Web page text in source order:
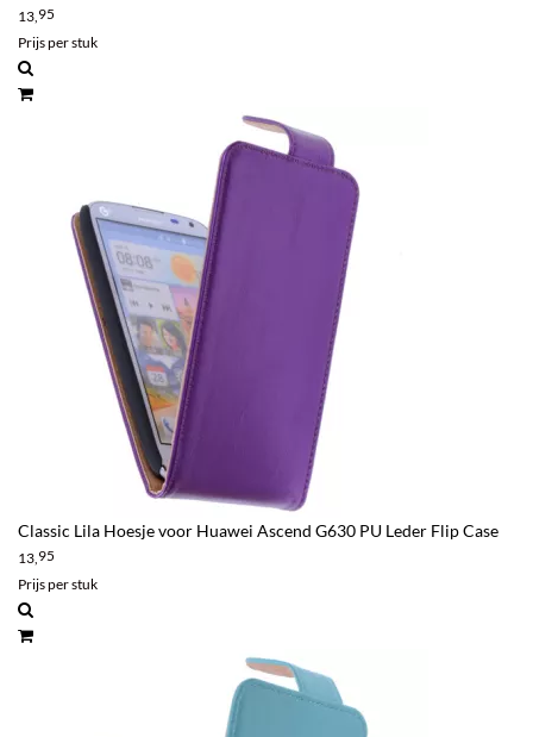
13,95
Prijs per stuk
Classic Lila Hoesje voor Huawei Ascend G630 PU Leder Flip Case
13,95
Prijs per stuk